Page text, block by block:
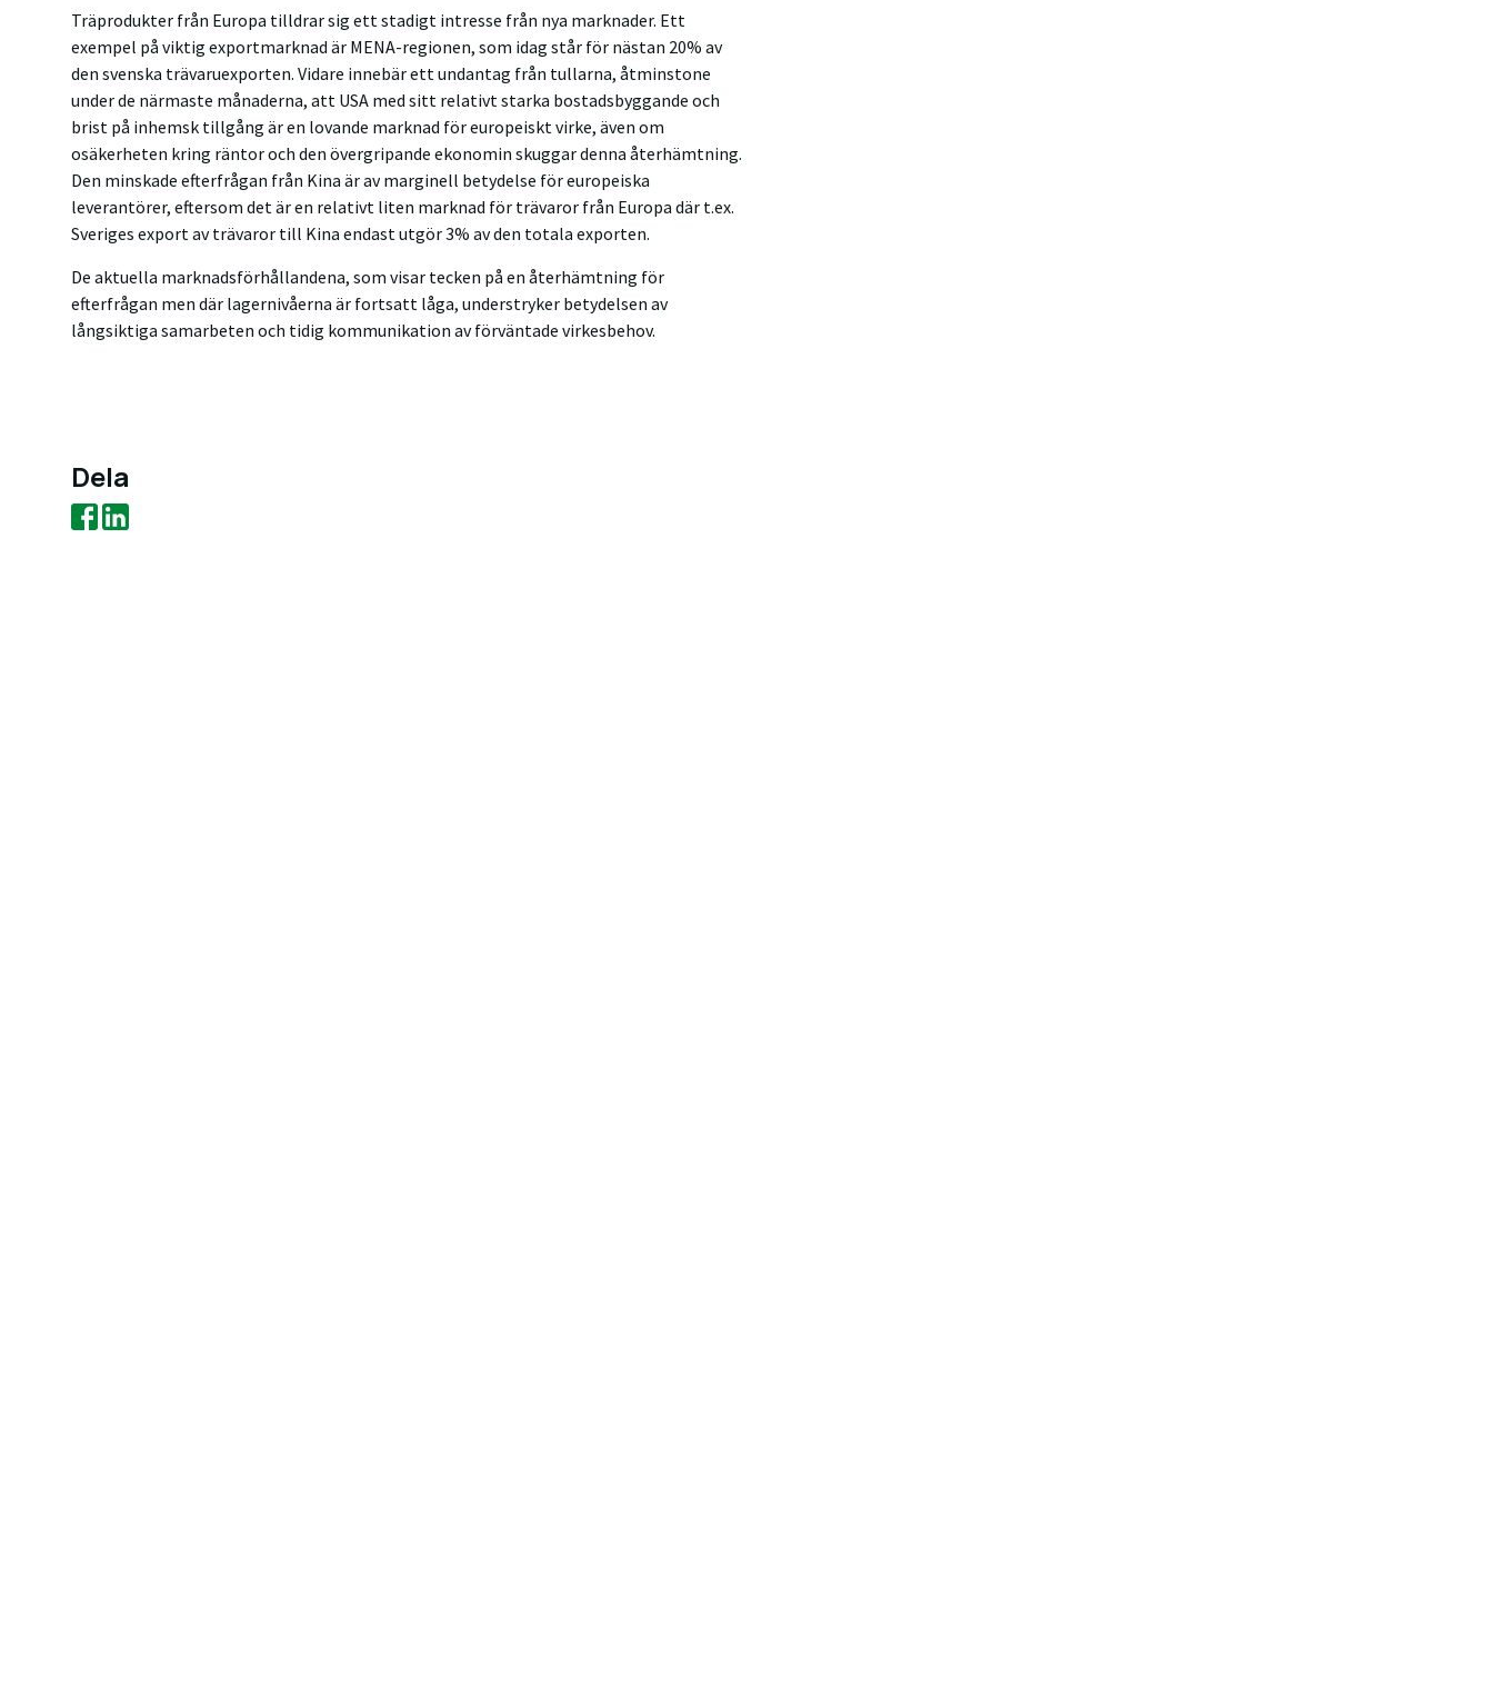
Träprodukter från Europa tilldrar sig ett stadigt intresse från nya marknader. Ett
exempel på viktig exportmarknad är MENA-regionen, som idag står för nästan 20% av
den svenska trävaruexporten. Vidare innebär ett undantag från tullarna, åtminstone
under de närmaste månaderna, att USA med sitt relativt starka bostadsbyggande och
brist på inhemsk tillgång är en lovande marknad för europeiskt virke, även om
osäkerheten kring räntor och den övergripande ekonomin skuggar denna återhämtning.
Den minskade efterfrågan från Kina är av marginell betydelse för europeiska
leverantörer, eftersom det är en relativt liten marknad för trävaror från Europa där t.ex.
Sveriges export av trävaror till Kina endast utgör 3% av den totala exporten.
De aktuella marknadsförhållandena, som visar tecken på en återhämtning för
efterfrågan men där lagernivåerna är fortsatt låga, understryker betydelsen av
långsiktiga samarbeten och tidig kommunikation av förväntade virkesbehov.
Dela